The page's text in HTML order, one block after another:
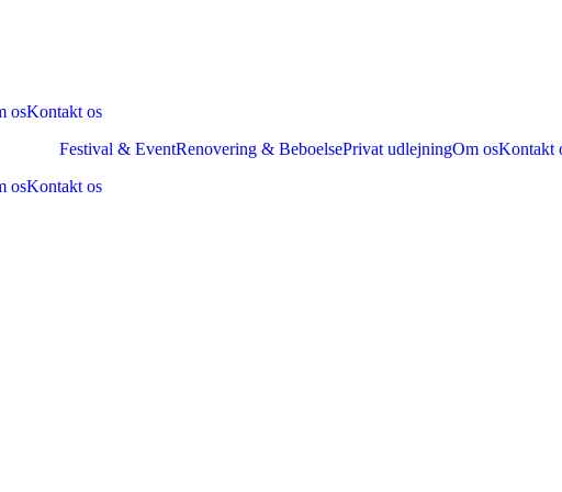
osKontakt os
Festival & EventRenovering & BeboelsePrivat udlejningOm osKontakt
osKontakt os